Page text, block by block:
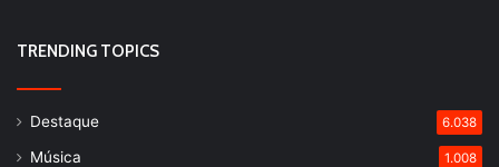
TRENDING TOPICS
Destaque 6.038
Música 1.008